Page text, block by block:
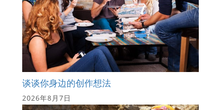
谈谈你身边的创作想法
2026年8月7日